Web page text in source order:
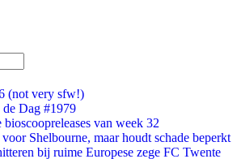
(not very sfw!)
Dag #1979
van week 32
Shelbourne, maar houdt schade beperkt
bij ruime Europese zege FC Twente